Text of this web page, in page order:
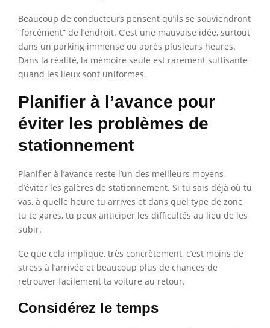
Beaucoup de conducteurs pensent qu’ils se souviendront
“forcément” de l’endroit. C’est une mauvaise idée, surtout
dans un parking immense ou après plusieurs heures.
Dans la réalité, la mémoire seule est rarement suffisante
quand les lieux sont uniformes.
Planifier à l’avance pour
éviter les problèmes de
stationnement
Planifier à l’avance reste l’un des meilleurs moyens
d’éviter les galères de stationnement. Si tu sais déjà où tu
vas, à quelle heure tu arrives et dans quel type de zone
tu te gares, tu peux anticiper les difficultés au lieu de les
subir.
Ce que cela implique, très concrètement, c’est moins de
stress à l’arrivée et beaucoup plus de chances de
retrouver facilement ta voiture au retour.
Considérez le temps